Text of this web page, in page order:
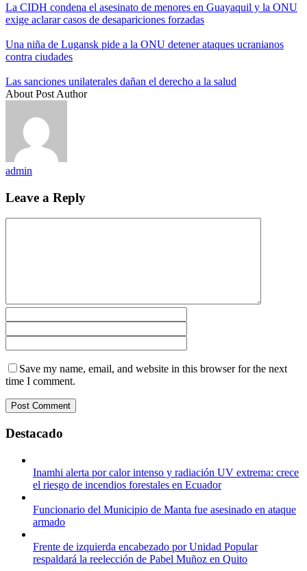
La CIDH condena el asesinato de menores en Guayaquil y la ONU
exige aclarar casos de desapariciones forzadas
Una niña de Lugansk pide a la ONU detener ataques ucranianos
contra ciudades
Las sanciones unilaterales dañan el derecho a la salud
About Post Author
admin
Leave a Reply
Save my name, email, and website in this browser for the next
time I comment.
Destacado
Inamhi alerta por calor intenso y radiación UV extrema: crece
el riesgo de incendios forestales en Ecuador
Funcionario del Municipio de Manta fue asesinado en ataque
armado
Frente de izquierda encabezado por Unidad Popular
respaldará la reelección de Pabel Muñoz en Quito